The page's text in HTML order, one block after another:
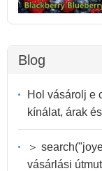
Blog
Hol vásárolj e
kínálat, árak
＞
vásárlási